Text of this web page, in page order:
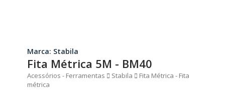
Marca: Stabila
Fita Métrica 5M - BM40
Acessórios - Ferramentas Stabila
Fita Métrica - Fita
métrica